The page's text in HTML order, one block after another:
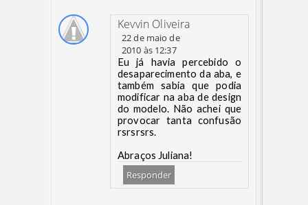
Kevvin Oliveira
22 de maio de
2010 às 12:37
Eu já havia percebido o
desaparecimento da aba, e
também sabia que podia
modificar na aba de design
do modelo. Não achei que
provocar tanta confusão
rsrsrsrs.
Abraços Juliana!
Responder